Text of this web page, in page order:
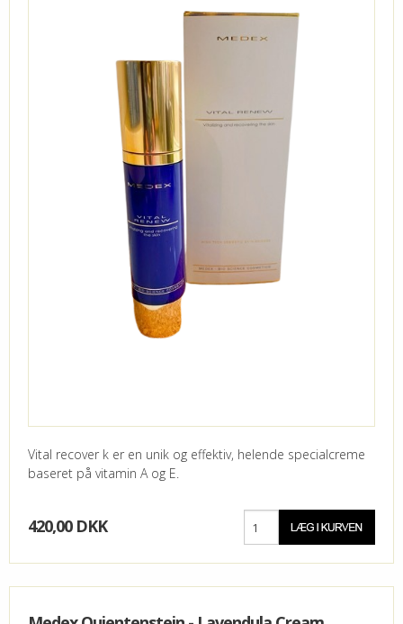
Vital recover k er en unik og effektiv, helende specialcreme
baseret på vitamin A og E.
420,00 DKK